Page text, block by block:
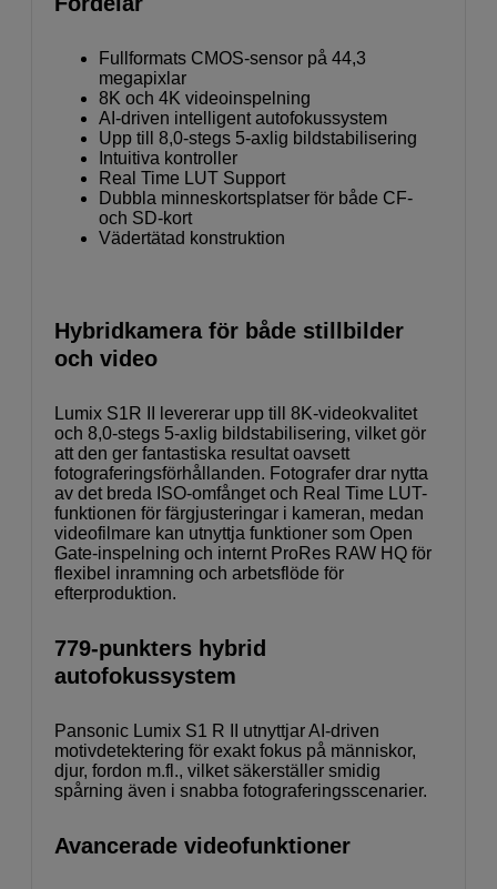
Fullformats CMOS-sensor på 44,3
megapixlar
8K och 4K videoinspelning
AI-driven intelligent autofokussystem
Upp till 8,0-stegs 5-axlig bildstabilisering
Intuitiva kontroller
Real Time LUT Support
Dubbla minneskortsplatser för både CF-
och SD-kort
Vädertätad konstruktion
Hybridkamera för både stillbilder
och video
Lumix S1R II levererar upp till 8K-videokvalitet
och 8,0-stegs 5-axlig bildstabilisering, vilket gör
att den ger fantastiska resultat oavsett
fotograferingsförhållanden. Fotografer drar nytta
av det breda ISO-omfånget och Real Time LUT-
funktionen för färgjusteringar i kameran, medan
videofilmare kan utnyttja funktioner som Open
Gate-inspelning och internt ProRes RAW HQ för
flexibel inramning och arbetsflöde för
efterproduktion.
779-punkters hybrid
autofokussystem
Pansonic Lumix S1 R II utnyttjar AI-driven
motivdetektering för exakt fokus på människor,
djur, fordon m.fl., vilket säkerställer smidig
spårning även i snabba fotograferingsscenarier.
Avancerade videofunktioner